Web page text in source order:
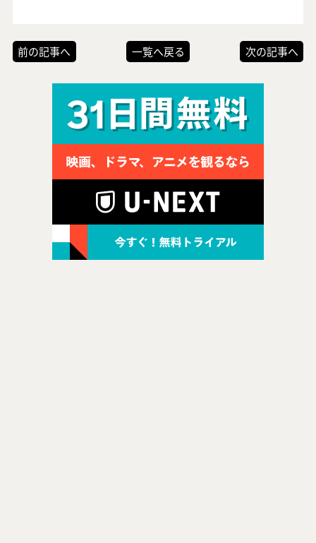
前の記事へ 一覧へ戻る 次の記事へ